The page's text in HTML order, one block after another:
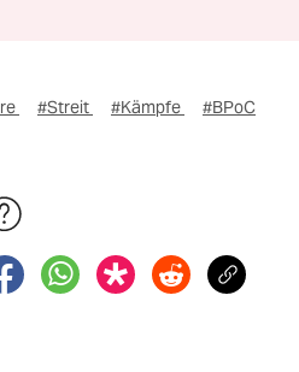
#Streit #Kämpfe
#BPoC